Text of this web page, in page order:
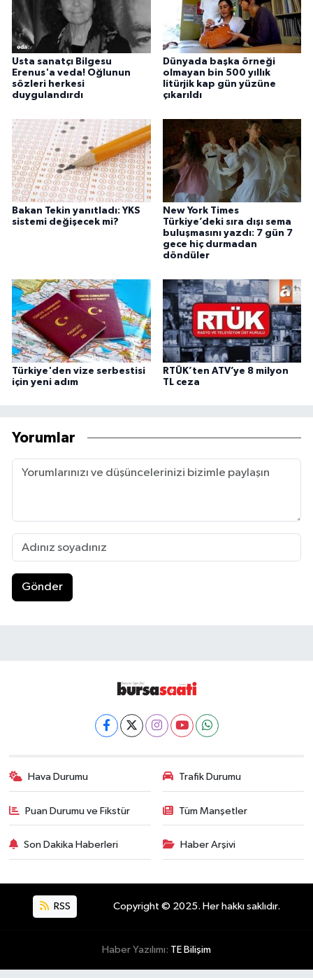
Usta sanatçı Bilgesu
Erenus'a veda! Oğlunun
sözleri herkesi
duygulandırdı
Dünyada başka örneği
olmayan bin 500 yıllık
litürjik kap gün yüzüne
çıkarıldı
Bakan Tekin yanıtladı: YKS
sistemi değişecek mi?
New York Times
Türkiye’deki sıra dışı sema
buluşmasını yazdı: 7 gün 7
gece hiç durmadan
döndüler
Türkiye'den vize serbestisi
için yeni adım
RTÜK’ten ATV’ye 8 milyon
TL ceza
Yorumlar
Gönder
Hava Durumu Trafik Durumu
Puan Durumu ve Fikstür Tüm Manşetler
Son Dakika Haberleri Haber Arşivi
RSS Copyright © 2025. Her hakkı saklıdır.
Haber Yazılımı: TE Bilişim